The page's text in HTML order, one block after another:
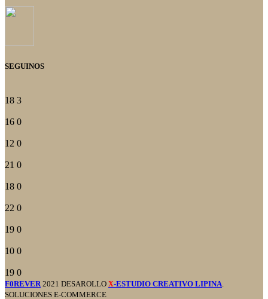
SEGUINOS
18 3
16 0
12 0
21 0
18 0
22 0
19 0
10 0
19 0
F0REVER 2021 DESAROLLO X-ESTUDIO CREATIVO LIPINA
SOLUCIONES E-COMMERCE